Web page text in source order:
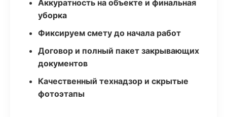
Аккуратность на объекте и финальная
уборка
Фиксируем смету до начала работ
Договор и полный пакет закрывающих
документов
Качественный технадзор и скрытые
фотоэтапы